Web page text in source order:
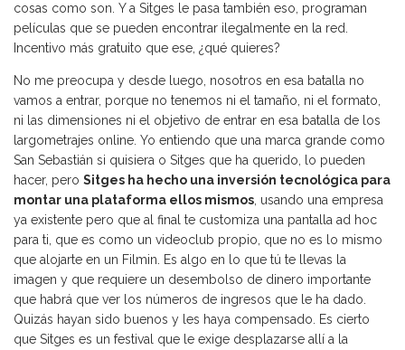
cosas como son. Y a Sitges le pasa también eso, programan
películas que se pueden encontrar ilegalmente en la red.
Incentivo más gratuito que ese, ¿qué quieres?
No me preocupa y desde luego, nosotros en esa batalla no
vamos a entrar, porque no tenemos ni el tamaño, ni el formato,
ni las dimensiones ni el objetivo de entrar en esa batalla de los
largometrajes online. Yo entiendo que una marca grande como
San Sebastián si quisiera o Sitges que ha querido, lo pueden
hacer, pero Sitges ha hecho una inversión tecnológica para
montar una plataforma ellos mismos, usando una empresa
ya existente pero que al final te customiza una pantalla ad hoc
para ti, que es como un videoclub propio, que no es lo mismo
que alojarte en un Filmin. Es algo en lo que tú te llevas la
imagen y que requiere un desembolso de dinero importante
que habrá que ver los números de ingresos que le ha dado.
Quizás hayan sido buenos y les haya compensado. Es cierto
que Sitges es un festival que le exige desplazarse allí a la